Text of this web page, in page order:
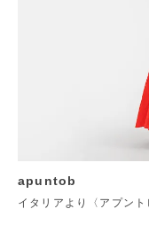
apuntob
イタリアより〈アプン